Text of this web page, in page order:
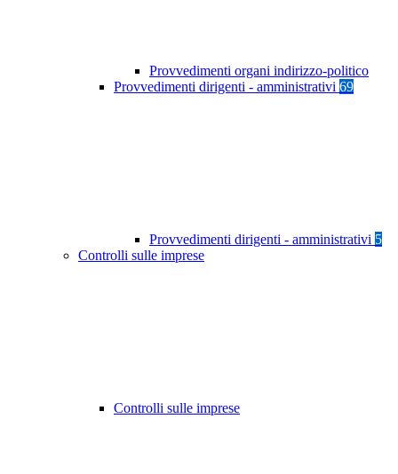
Provvedimenti organi indirizzo-politico
Provvedimenti dirigenti - amministrativi 69
Provvedimenti dirigenti - amministrativi 5
Controlli sulle imprese
Controlli sulle imprese